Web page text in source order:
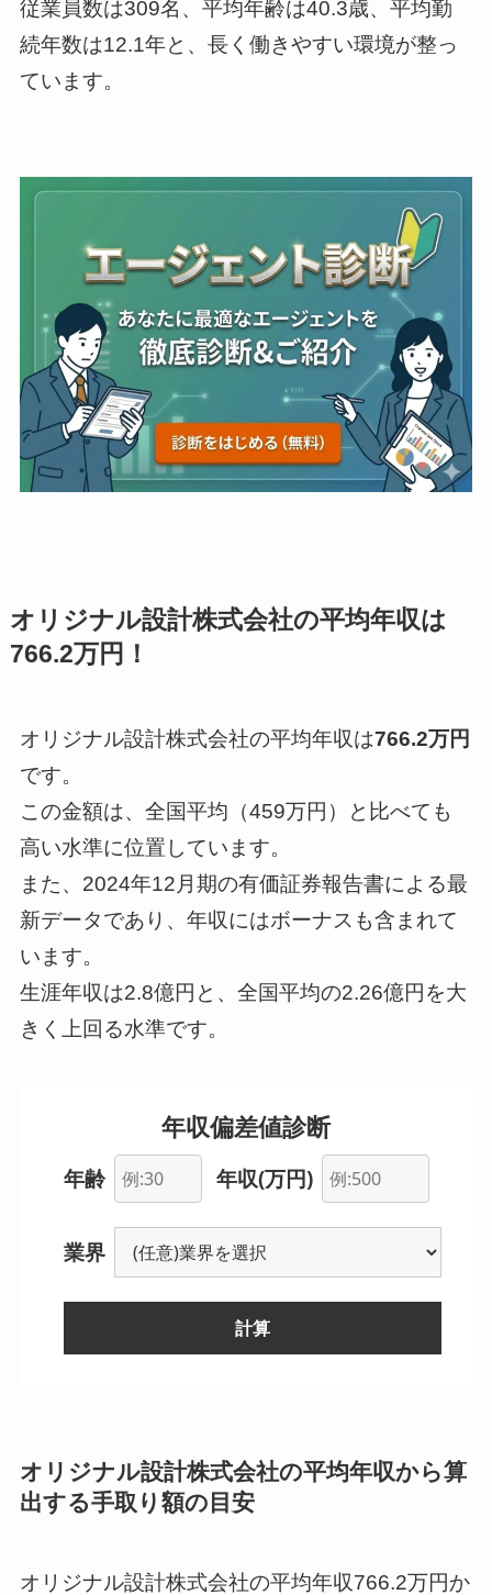
従業員数は309名、平均年齢は40.3歳、平均勤
続年数は12.1年と、長く働きやすい環境が整っ
ています。
オリジナル設計株式会社の平均年収は
766.2万円！
オリジナル設計株式会社の平均年収は766.2万円
です。
この金額は、全国平均（459万円）と比べても
高い水準に位置しています。
また、2024年12月期の有価証券報告書による最
新データであり、年収にはボーナスも含まれて
います。
生涯年収は2.8億円と、全国平均の2.26億円を大
きく上回る水準です。
年収偏差値診断
年齢 年収(万円)
業界
計算
オリジナル設計株式会社の平均年収から算
出する手取り額の目安
オリジナル設計株式会社の平均年収766.2万円か